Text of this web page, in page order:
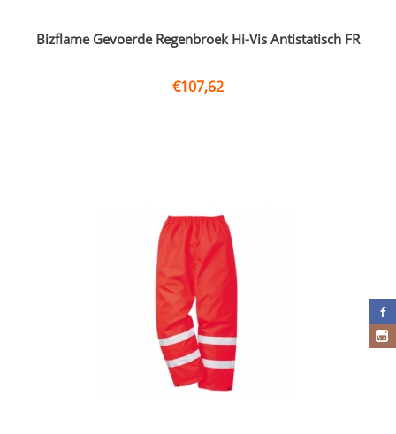
Bizflame Gevoerde Regenbroek Hi-Vis Antistatisch FR
€107,62